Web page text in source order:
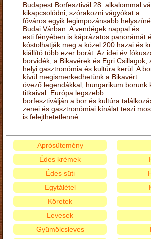
Budapest Borfesztivál 28. alkalommal
kikapcsolódni, szórakozni vágyókat a
főváros egyik legimpozánsabb
Budai Várban. A vendégek nappal és
esti fényében is káprázatos panorámát
kóstolhatják meg a közel 200 hazai és
kiállító több ezer borát. Az idei év
borvidék, a Bikavérek és Egri Csillagok,
helyi gasztronómia és kultúra kerül. A
kívül megismerkedhetünk a Bikavért
övező legendákkal, hungarikum borunk
titkaival. Európa legszebb
borfesztiválján a bor és kultúra
zenei és gasztronómiai kínálat teszi
is felejthetetlenné.
Aprósütemény
Édes krémek
Édes süti
Egytálétel
Köretek
Levesek
Gyümölcsleves